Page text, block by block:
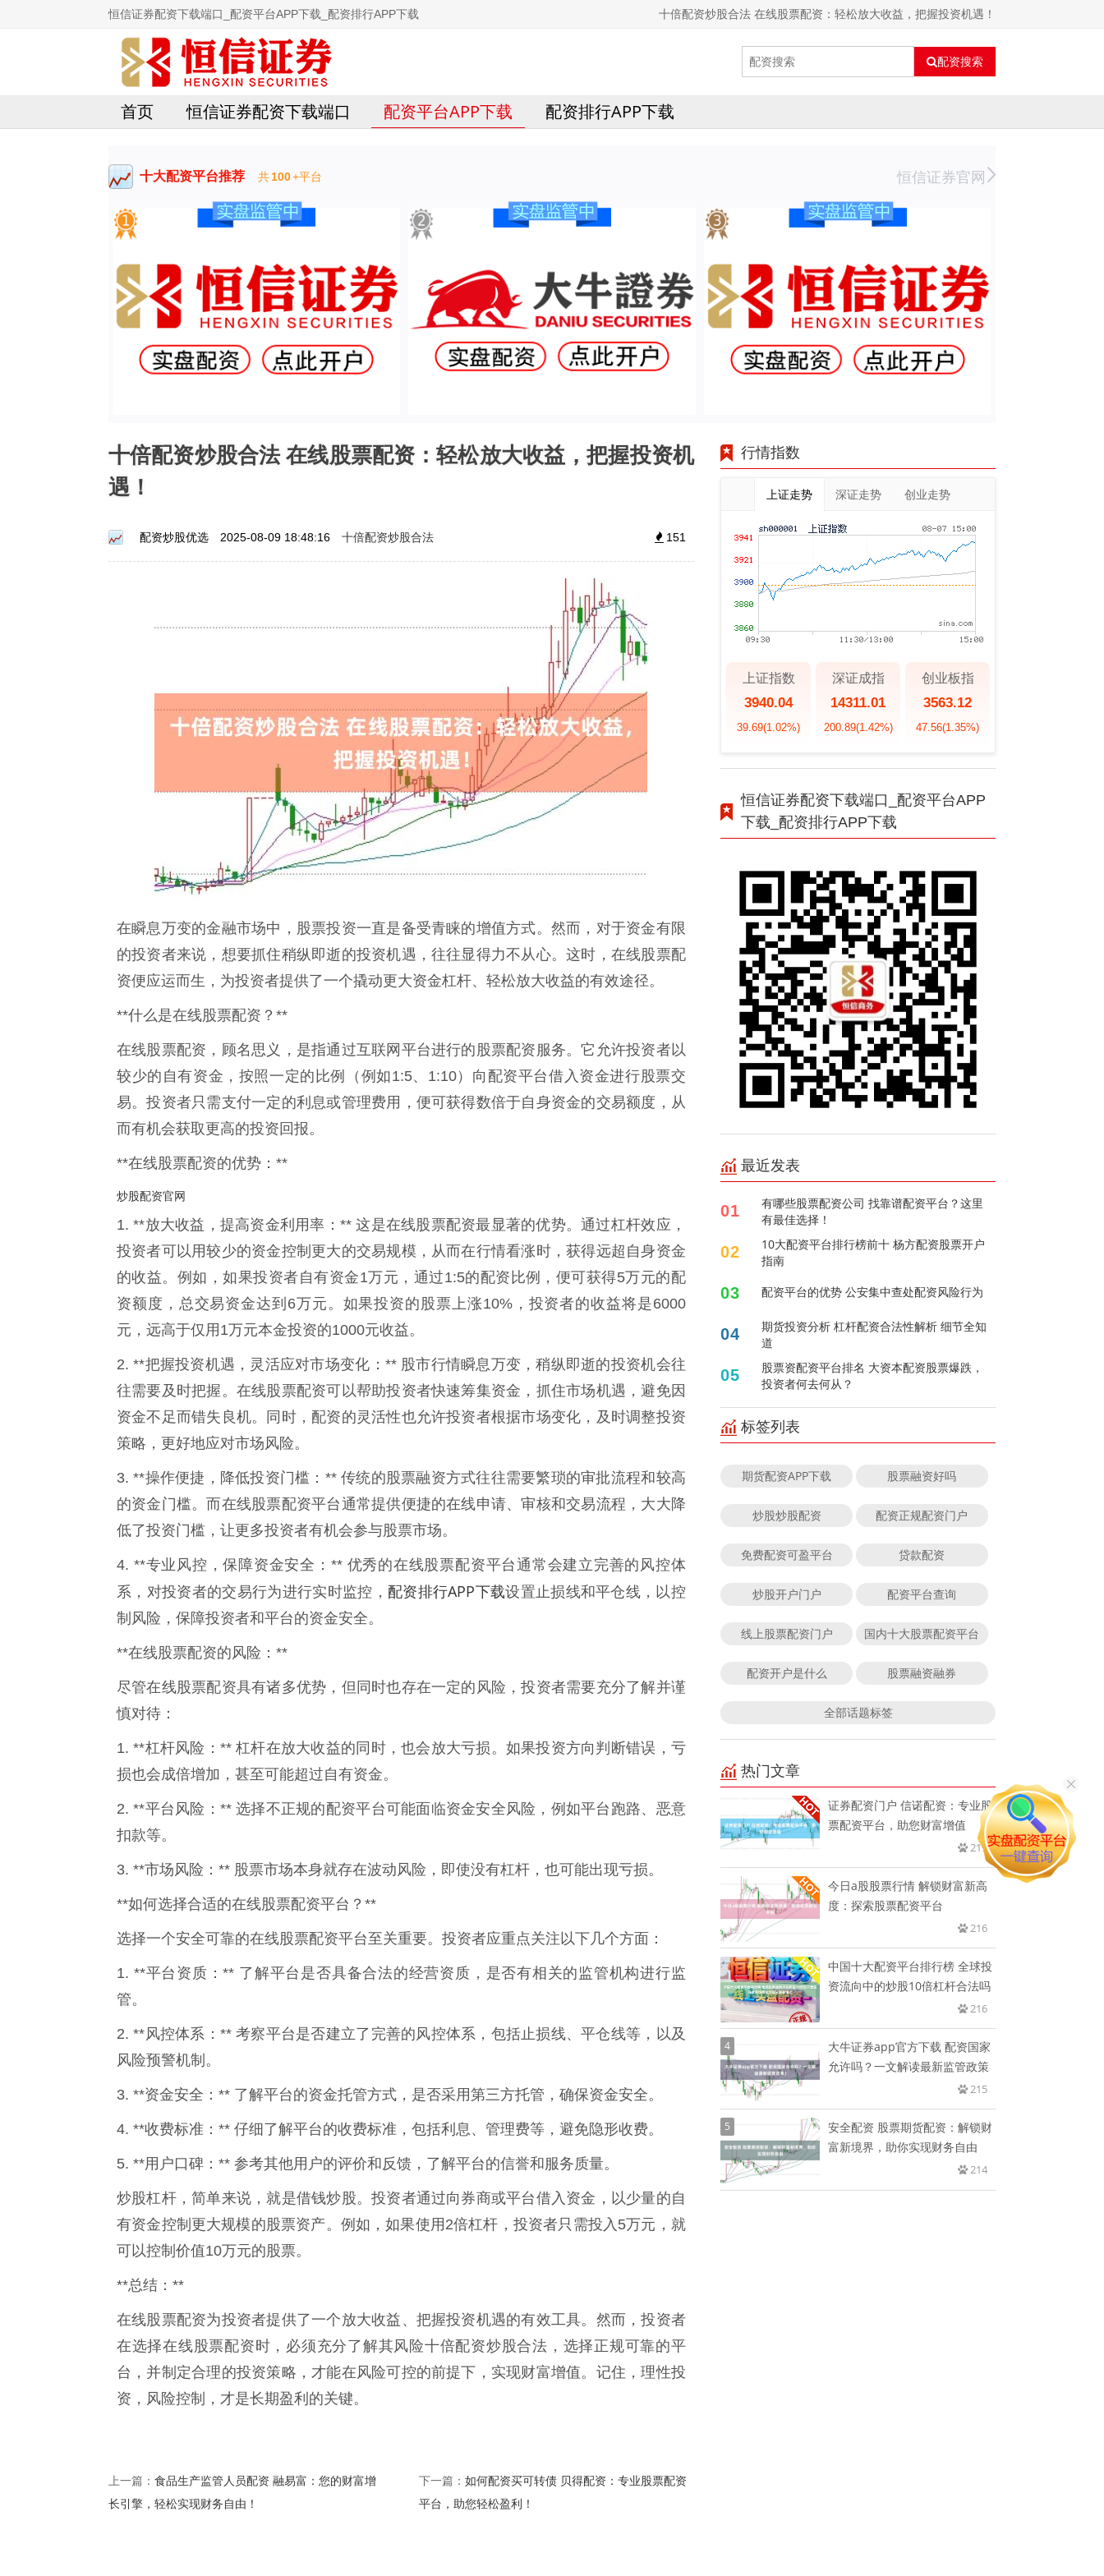
恒信证券配资下载端口_配资平台APP下载_配资排行APP下载 十倍配资炒股合法 在线股票配资：轻松放大收益，把握投资机遇！
配资搜索
首页 恒信证券配资下载端口 配资平台APP下载 配资排行APP下载
十大配资平台推荐 共100+平台 恒信证券官网
十倍配资炒股合法 在线股票配资：轻松放大收益，把握投资机
遇！
配资炒股优选 2025-08-09 18:48:16 十倍配资炒股合法 151
在瞬息万变的金融市场中，股票投资一直是备受青睐的增值方式。然而，对于资金有限
的投资者来说，想要抓住稍纵即逝的投资机遇，往往显得力不从心。这时，在线股票配
资便应运而生，为投资者提供了一个撬动更大资金杠杆、轻松放大收益的有效途径。
**什么是在线股票配资？**
在线股票配资，顾名思义，是指通过互联网平台进行的股票配资服务。它允许投资者以
较少的自有资金，按照一定的比例（例如1:5、1:10）向配资平台借入资金进行股票交
易。投资者只需支付一定的利息或管理费用，便可获得数倍于自身资金的交易额度，从
而有机会获取更高的投资回报。
**在线股票配资的优势：**
炒股配资官网
1. **放大收益，提高资金利用率：** 这是在线股票配资最显著的优势。通过杠杆效应，
投资者可以用较少的资金控制更大的交易规模，从而在行情看涨时，获得远超自身资金
的收益。例如，如果投资者自有资金1万元，通过1:5的配资比例，便可获得5万元的配
资额度，总交易资金达到6万元。如果投资的股票上涨10%，投资者的收益将是6000
元，远高于仅用1万元本金投资的1000元收益。
2. **把握投资机遇，灵活应对市场变化：** 股市行情瞬息万变，稍纵即逝的投资机会往
往需要及时把握。在线股票配资可以帮助投资者快速筹集资金，抓住市场机遇，避免因
资金不足而错失良机。同时，配资的灵活性也允许投资者根据市场变化，及时调整投资
策略，更好地应对市场风险。
3. **操作便捷，降低投资门槛：** 传统的股票融资方式往往需要繁琐的审批流程和较高
的资金门槛。而在线股票配资平台通常提供便捷的在线申请、审核和交易流程，大大降
低了投资门槛，让更多投资者有机会参与股票市场。
4. **专业风控，保障资金安全：** 优秀的在线股票配资平台通常会建立完善的风控体
系，对投资者的交易行为进行实时监控， 配资排行APP下载设置止损线和平仓线，以控
制风险，保障投资者和平台的资金安全。
**在线股票配资的风险：**
尽管在线股票配资具有诸多优势，但同时也存在一定的风险，投资者需要充分了解并谨
慎对待：
1. **杠杆风险：** 杠杆在放大收益的同时，也会放大亏损。如果投资方向判断错误，亏
损也会成倍增加，甚至可能超过自有资金。
2. **平台风险：** 选择不正规的配资平台可能面临资金安全风险，例如平台跑路、恶意
扣款等。
3. **市场风险：** 股票市场本身就存在波动风险，即使没有杠杆，也可能出现亏损。
**如何选择合适的在线股票配资平台？**
选择一个安全可靠的在线股票配资平台至关重要。投资者应重点关注以下几个方面：
1. **平台资质：** 了解平台是否具备合法的经营资质，是否有相关的监管机构进行监
管。
2. **风控体系：** 考察平台是否建立了完善的风控体系，包括止损线、平仓线等，以及
风险预警机制。
3. **资金安全：** 了解平台的资金托管方式，是否采用第三方托管，确保资金安全。
4. **收费标准：** 仔细了解平台的收费标准，包括利息、管理费等，避免隐形收费。
5. **用户口碑：** 参考其他用户的评价和反馈，了解平台的信誉和服务质量。
炒股杠杆，简单来说，就是借钱炒股。投资者通过向券商或平台借入资金，以少量的自
有资金控制更大规模的股票资产。例如，如果使用2倍杠杆，投资者只需投入5万元，就
可以控制价值10万元的股票。
**总结：**
在线股票配资为投资者提供了一个放大收益、把握投资机遇的有效工具。然而，投资者
在选择在线股票配资时，必须充分了解其风险十倍配资炒股合法，选择正规可靠的平
台，并制定合理的投资策略，才能在风险可控的前提下，实现财富增值。记住，理性投
资，风险控制，才是长期盈利的关键。
上一篇： 食品生产监管人员配资 融易富：您的财富增
长引擎，轻松实现财务自由！
下一篇： 如何配资买可转债 贝得配资：专业股票配资
平台，助您轻松盈利！
行情指数
上证走势 深证走势 创业走势
上证指数
3940.04
39.69(1.02%)
深证成指
14311.01
200.89(1.42%)
创业板指
3563.12
47.56(1.35%)
恒信证券配资下载端口_配资平台APP
下载_配资排行APP下载
最近发表
01
有哪些股票配资公司 找靠谱配资平台？这里
有最佳选择！
02
10大配资平台排行榜前十 杨方配资股票开户
指南
03 配资平台的优势 公安集中查处配资风险行为
04
期货投资分析 杠杆配资合法性解析 细节全知
道
05
股票资配资平台排名 大资本配资股票爆跌，
投资者何去何从？
标签列表
期货配资APP下载 股票融资好吗
炒股炒股配资 配资正规配资门户
免费配资可盈平台 贷款配资
炒股开户门户 配资平台查询
线上股票配资门户 国内十大股票配资平台
配资开户是什么 股票融资融券
全部话题标签
热门文章
证券配资门户 信诺配资：专业股
票配资平台，助您财富增值
219
今日a股股票行情 解锁财富新高
度：探索股票配资平台
216
中国十大配资平台排行榜 全球投
资流向中的炒股10倍杠杆合法吗
216
4
大牛证券app官方下载 配资国家
允许吗？一文解读最新监管政策
215
5
安全配资 股票期货配资：解锁财
富新境界，助你实现财务自由
214